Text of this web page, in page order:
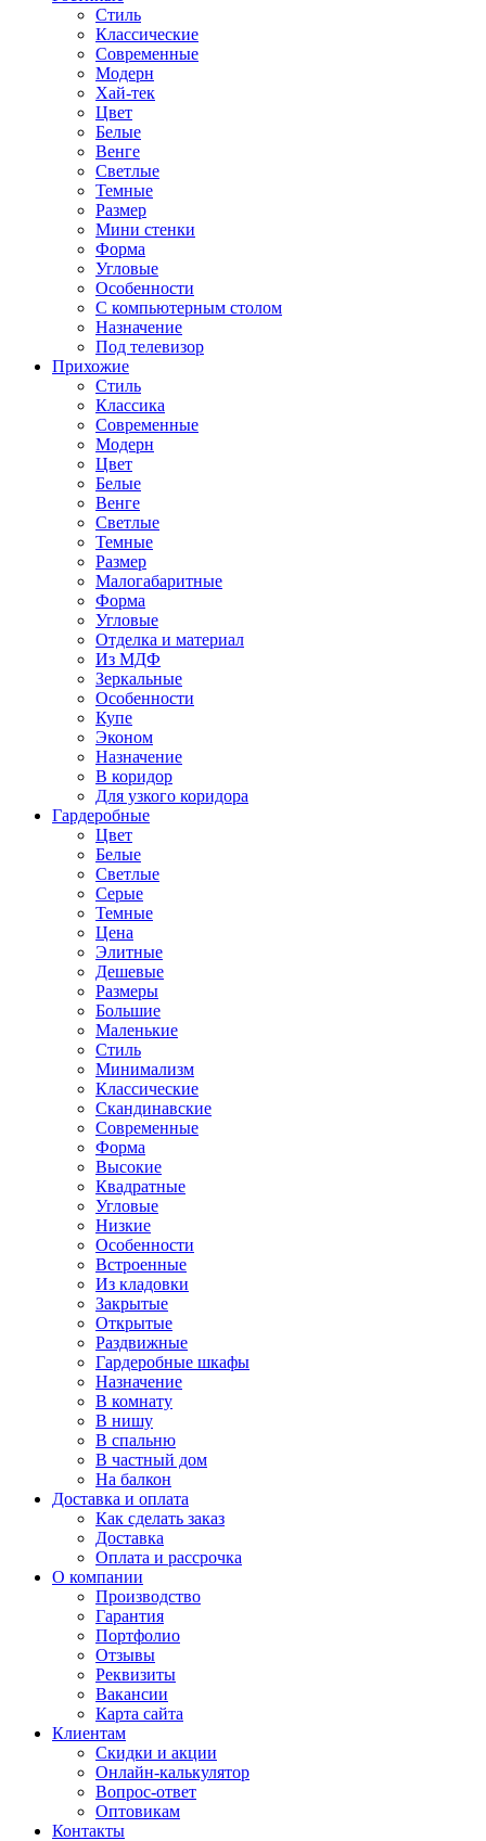
Стиль
Классические
Современные
Модерн
Хай-тек
Цвет
Белые
Венге
Светлые
Темные
Размер
Мини стенки
Форма
Угловые
Особенности
С компьютерным столом
Назначение
Под телевизор
Прихожие
Стиль
Классика
Современные
Модерн
Цвет
Белые
Венге
Светлые
Темные
Размер
Малогабаритные
Форма
Угловые
Отделка и материал
Из МДФ
Зеркальные
Особенности
Купе
Эконом
Назначение
В коридор
Для узкого коридора
Гардеробные
Цвет
Белые
Светлые
Серые
Темные
Цена
Элитные
Дешевые
Размеры
Большие
Маленькие
Стиль
Минимализм
Классические
Скандинавские
Современные
Форма
Высокие
Квадратные
Угловые
Низкие
Особенности
Встроенные
Из кладовки
Закрытые
Открытые
Раздвижные
Гардеробные шкафы
Назначение
В комнату
В нишу
В спальню
В частный дом
На балкон
Доставка и оплата
Как сделать заказ
Доставка
Оплата и рассрочка
О компании
Производство
Гарантия
Портфолио
Отзывы
Реквизиты
Вакансии
Карта сайта
Клиентам
Скидки и акции
Онлайн-калькулятор
Вопрос-ответ
Оптовикам
Контакты